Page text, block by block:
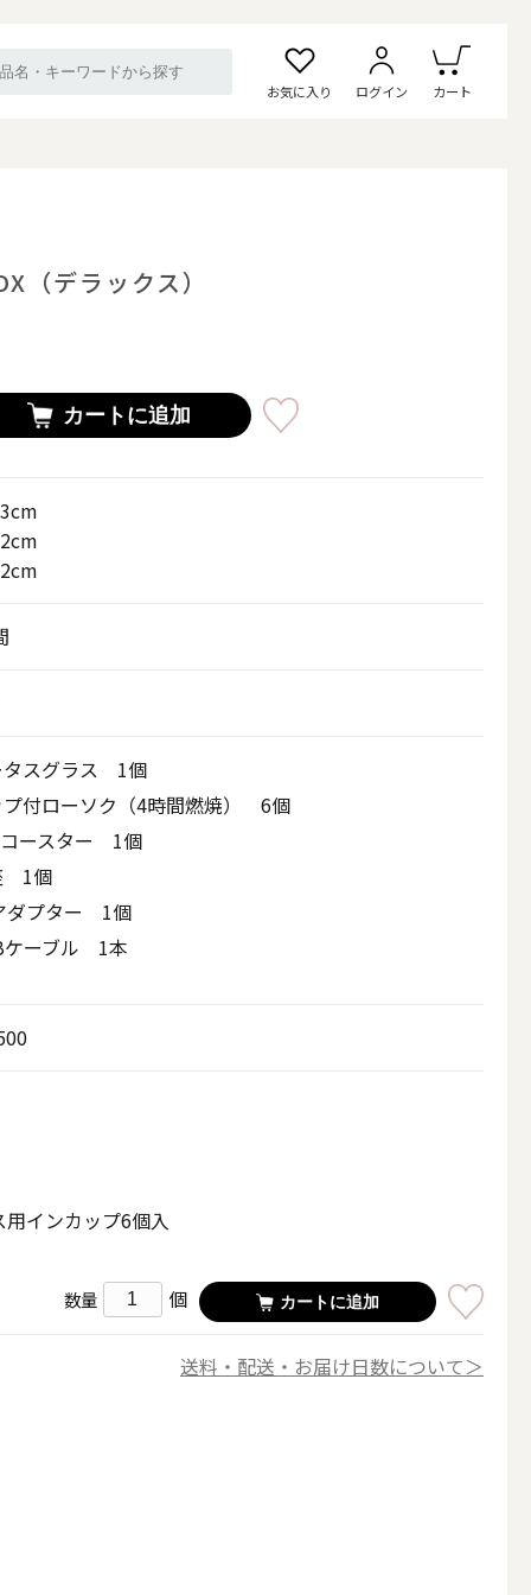
お気に入り ログイン カート
キャンドルスタンド
（デラックス）
カートに追加
タスグラス 1個
プ付ローソク（4時間燃焼） 6個
コースター 1個
1個
ダプター 1個
ケーブル 1本
インカップ6個入
数量 個 カートに追加
送料・配送・お届け日数について＞